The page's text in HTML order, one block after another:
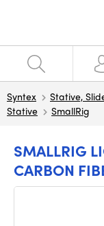
Syntex Stative,
Stative
SmallRig
SMALLRIG
CARBON